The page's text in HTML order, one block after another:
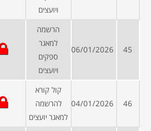
ויועצים
45
06/01/2026
הרשמה
למאגר
ספקים
ויועצים
46
04/01/2026
קול קורא
להרשמה
למאגר יועצים